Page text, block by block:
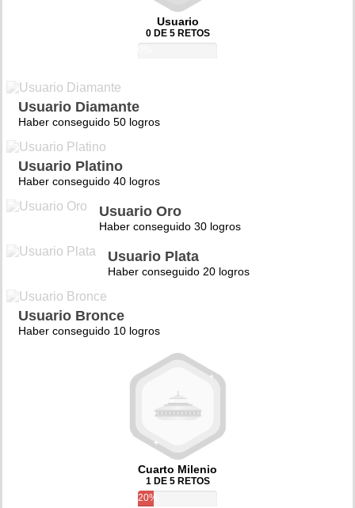
Usuario
0 DE 5 RETOS
Usuario Diamante
Haber conseguido 50 logros
Usuario Platino
Haber conseguido 40 logros
Usuario Oro
Haber conseguido 30 logros
Usuario Plata
Haber conseguido 20 logros
Usuario Bronce
Haber conseguido 10 logros
Cuarto Milenio
1 DE 5 RETOS
20%